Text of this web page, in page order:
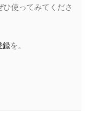
使ってみてくださ
録を。